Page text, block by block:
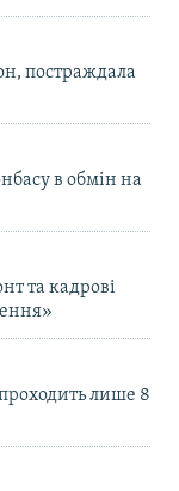
постраждала
в обмін на
та кадрові
лише 8